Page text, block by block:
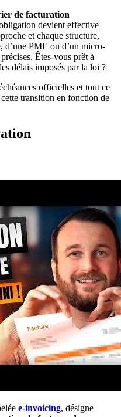
de facturation
devient effective
et chaque structure,
d’une PME ou d’un micro-
Êtes-vous prêt à
délais imposés par la loi ?
officielles et tout ce
transition en fonction de
e-invoicing, désigne